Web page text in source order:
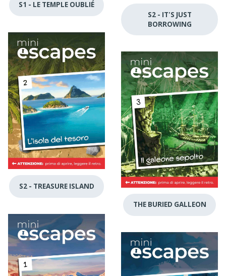
S1 - LE TEMPLE OUBLIÉ
S2 - IT'S JUST
BORROWING
S2 - TREASURE ISLAND
THE BURIED GALLEON